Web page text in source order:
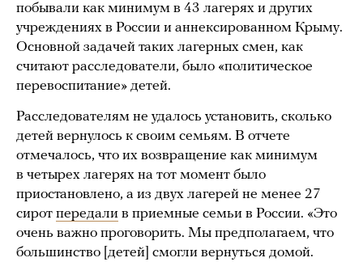
побывали как минимум в 43 лагерях и других
учреждениях в России и аннексированном Крыму.
Основной задачей таких лагерных смен, как
считают расследователи, было «политическое
перевоспитание» детей.
Расследователям не удалось установить, сколько
детей вернулось к своим семьям. В отчете
отмечалось, что их возвращение как минимум
в четырех лагерях на тот момент было
приостановлено, а из двух лагерей не менее 27
сирот передали в приемные семьи в России. «Это
очень важно проговорить. Мы предполагаем, что
большинство [детей] смогли вернуться домой.